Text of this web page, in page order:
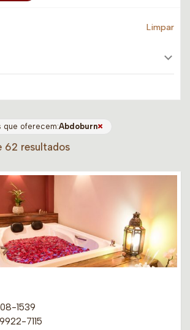
Limpar
que oferecem:Abdoburn×
62 resultados
1539
7115